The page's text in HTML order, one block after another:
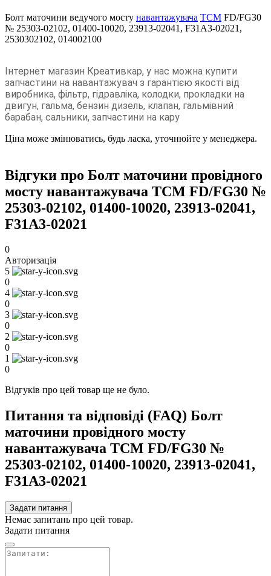
Болт маточини ведучого мосту навантажувача TCM FD/FG30
№ 25303-02102, 01400-10020, 23913-02041, F31A3-02021,
2530302102, 014002100
Інтернет магазин Креативкар, у нас можна купити
запчастини на навантажувач з гарантією якості від
виробника, фільтр, гідравліка, колодки, прокладки на
двигун, гальма, бензин дизель, клапан, гальмівний
барабан, сальники, запчастини на кару
Ціна може змінюватись, будь ласка, уточнюйте у менеджера.
Відгуки про Болт маточини провідного
мосту навантажувача TCM FD/FG30 №
25303-02102, 01400-10020, 23913-02041,
F31A3-02021
0
Авторизація
5
0
4
0
3
0
2
0
1
0
Відгуків про цей товар ще не було.
Питання та відповіді (FAQ) Болт
маточини провідного мосту
навантажувача TCM FD/FG30 №
25303-02102, 01400-10020, 23913-02041,
F31A3-02021
Задати питання
Немає запитань про цей товар.
Задати питання